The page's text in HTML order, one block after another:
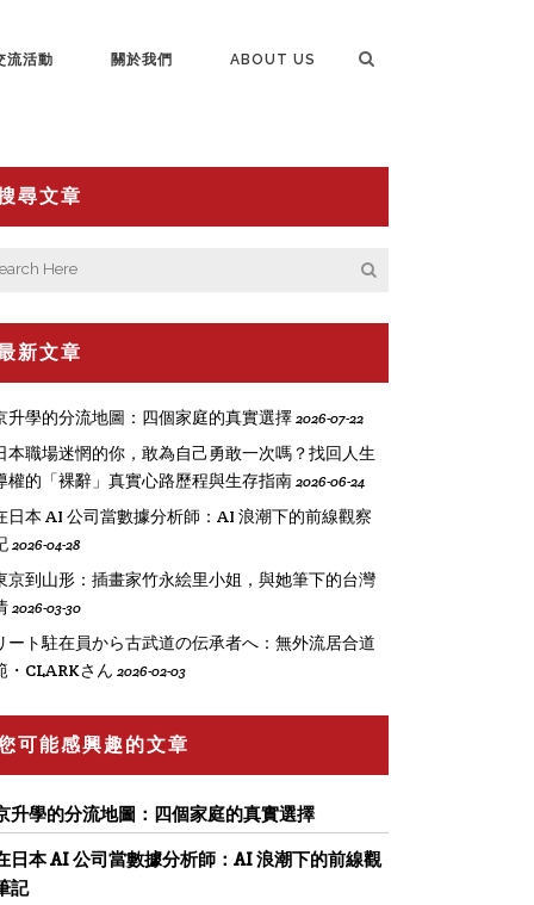
流活動 關於我們 ABOUT US
尋文章
新文章
升學的分流地圖：四個家庭的真實選擇 2026-07-22
本職場迷惘的你，敢為自己勇敢一次嗎？找回人生
權的「裸辭」真實心路歷程與生存指南 2026-06-24
日本 AI 公司當數據分析師：AI 浪潮下的前線觀察
2026-04-28
京到山形：插畫家竹永絵里小姐，與她筆下的台灣
2026-03-30
ート駐在員から古武道の伝承者へ：無外流居合道
・CLARKさん 2026-02-03
可能感興趣的文章
升學的分流地圖：四個家庭的真實選擇
日本 AI 公司當數據分析師：AI 浪潮下的前線觀
記